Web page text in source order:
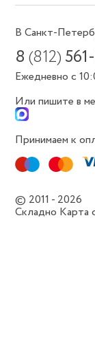
В Санкт-
8(812)
Ежедневно с
Или пишите в
Принимаем к
© 2011 - 2026
Складно Карта